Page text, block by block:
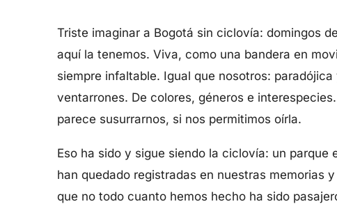
Triste imaginar a Bogotá sin ciclovía: domingos
aquí la tenemos. Viva, como una bandera en
siempre infaltable. Igual que nosotros:
ventarrones. De colores, géneros e
parece susurrarnos, si nos permitimos oírla.
Eso ha sido y sigue siendo la ciclovía: un
han quedado registradas en nuestras memorias
que no todo cuanto hemos hecho ha sido